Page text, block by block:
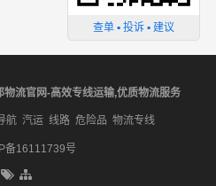
查单 ▪ 投诉 ▪ 建议
物流官网-高效专线运输,优质物流服务
航 汽运 线路 危险品 物流专线
备16111739号